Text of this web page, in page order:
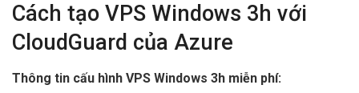
Cách tạo VPS Windows 3h với
CloudGuard của Azure
Thông tin cấu hình VPS Windows 3h miễn phí: